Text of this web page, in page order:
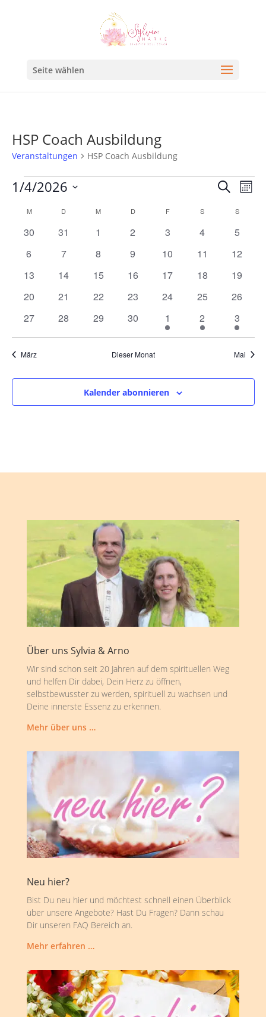
Seite wählen
HSP Coach Ausbildung
Veranstaltungen HSP Coach Ausbildung
Suche
und
Suche
1/4/2026
Kalender
von
Veranstaltungen
M D M D F S S
0
30
0
31
0
1
0
2
0
3
0
4
0
5
0
6
0
7
0
8
0
9
0
10
0
11
0
12
0
13
0
14
0
15
0
16
0
17
0
18
0
19
0
20
0
21
0
22
0
23
0
24
0
25
0
26
0
27
0
28
0
29
0
Veranstaltungen
30
1
Veranstaltung
1
1
Veranstaltung
2
1
3
März Dieser Monat Mai
Kalender abonnieren
Über uns Sylvia & Arno
Wir sind schon seit 20 Jahren auf dem spirituellen Weg
und helfen Dir dabei, Dein Herz zu öffnen,
selbstbewusster zu werden, spirituell zu wachsen und
Deine innerste Essenz zu erkennen.
Mehr über uns …
Neu hier?
Bist Du neu hier und möchtest schnell einen Überblick
über unsere Angebote? Hast Du Fragen? Dann schau
Dir unseren FAQ Bereich an.
Mehr erfahren …